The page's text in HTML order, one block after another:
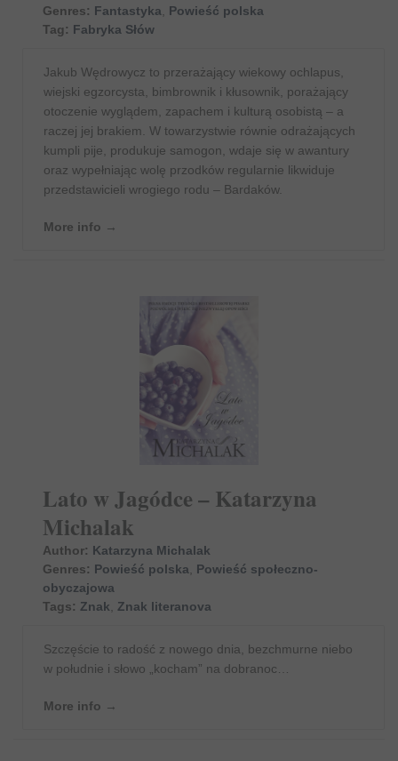
Genres: Fantastyka
Powieść polska
Tag: Fabryka Słów
Jakub Wędrowycz to przerażający wiekowy ochlapus,
wiejski egzorcysta, bimbrownik i kłusownik, porażający
otoczenie wyglądem, zapachem i kulturą osobistą – a
raczej jej brakiem. W towarzystwie równie odrażających
kumpli pije, produkuje samogon, wdaje się w awantury
oraz wypełniając wolę przodków regularnie likwiduje
przedstawicieli wrogiego rodu – Bardaków.
More info →
Lato w Jagódce – Katarzyna
Michalak
Author: Katarzyna Michalak
Genres: Powieść polska, Powieść społeczno-
obyczajowa
Tags: Znak, Znak literanova
Szczęście to radość z nowego dnia, bezchmurne niebo
w południe i słowo „kocham” na dobranoc…
More info →